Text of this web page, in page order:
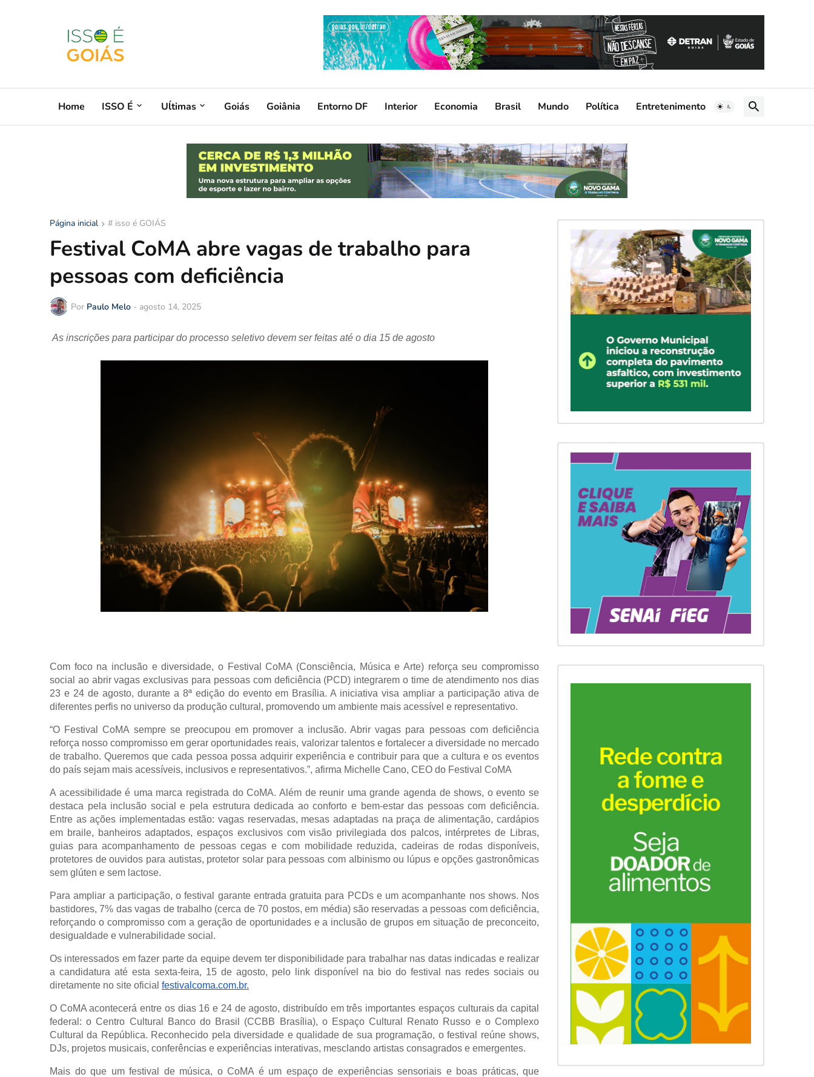
Home ISSO É Uĺtimas Goiás Goiânia Entorno DF Interior Economia Brasil Mundo Política Entretenimento
Página inicial # isso é GOIÁS
Festival CoMA abre vagas de trabalho para
pessoas com deficiência
Por Paulo Melo - agosto 14, 2025
As inscrições para participar do processo seletivo devem ser feitas até o dia 15 de agosto
Com foco na inclusão e diversidade, o Festival CoMA (Consciência, Música e Arte) reforça seu compromisso
social ao abrir vagas exclusivas para pessoas com deficiência (PCD) integrarem o time de atendimento nos dias
23 e 24 de agosto, durante a 8ª edição do evento em Brasília. A iniciativa visa ampliar a participação ativa de
diferentes perfis no universo da produção cultural, promovendo um ambiente mais acessível e representativo.
“O Festival CoMA sempre se preocupou em promover a inclusão. Abrir vagas para pessoas com deficiência
reforça nosso compromisso em gerar oportunidades reais, valorizar talentos e fortalecer a diversidade no mercado
de trabalho. Queremos que cada pessoa possa adquirir experiência e contribuir para que a cultura e os eventos
do país sejam mais acessíveis, inclusivos e representativos.”, afirma Michelle Cano, CEO do Festival CoMA
A acessibilidade é uma marca registrada do CoMA. Além de reunir uma grande agenda de shows, o evento se
destaca pela inclusão social e pela estrutura dedicada ao conforto e bem-estar das pessoas com deficiência.
Entre as ações implementadas estão: vagas reservadas, mesas adaptadas na praça de alimentação, cardápios
em braile, banheiros adaptados, espaços exclusivos com visão privilegiada dos palcos, intérpretes de Libras,
guias para acompanhamento de pessoas cegas e com mobilidade reduzida, cadeiras de rodas disponíveis,
protetores de ouvidos para autistas, protetor solar para pessoas com albinismo ou lúpus e opções gastronômicas
sem glúten e sem lactose.
Para ampliar a participação, o festival garante entrada gratuita para PCDs e um acompanhante nos shows. Nos
bastidores, 7% das vagas de trabalho (cerca de 70 postos, em média) são reservadas a pessoas com deficiência,
reforçando o compromisso com a geração de oportunidades e a inclusão de grupos em situação de preconceito,
desigualdade e vulnerabilidade social.
Os interessados em fazer parte da equipe devem ter disponibilidade para trabalhar nas datas indicadas e realizar
a candidatura até esta sexta-feira, 15 de agosto, pelo link disponível na bio do festival nas redes sociais ou
diretamente no site oficial festivalcoma.com.br.
O CoMA acontecerá entre os dias 16 e 24 de agosto, distribuído em três importantes espaços culturais da capital
federal: o Centro Cultural Banco do Brasil (CCBB Brasília), o Espaço Cultural Renato Russo e o Complexo
Cultural da República. Reconhecido pela diversidade e qualidade de sua programação, o festival reúne shows,
DJs, projetos musicais, conferências e experiências interativas, mesclando artistas consagrados e emergentes.
Mais do que um festival de música, o CoMA é um espaço de experiências sensoriais e boas práticas, que